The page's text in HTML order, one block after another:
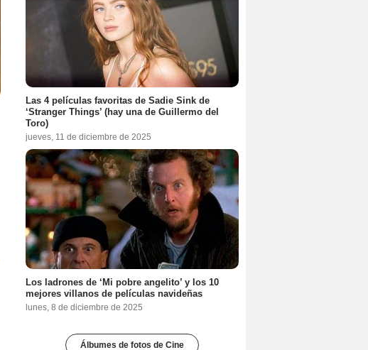
Las 4 películas favoritas de Sadie Sink de
‘Stranger Things’ (hay una de Guillermo del
Toro)
jueves, 11 de diciembre de 2025
Los ladrones de ‘Mi pobre angelito’ y los 10
mejores villanos de películas navideñas
lunes, 8 de diciembre de 2025
Álbumes de fotos de Cine